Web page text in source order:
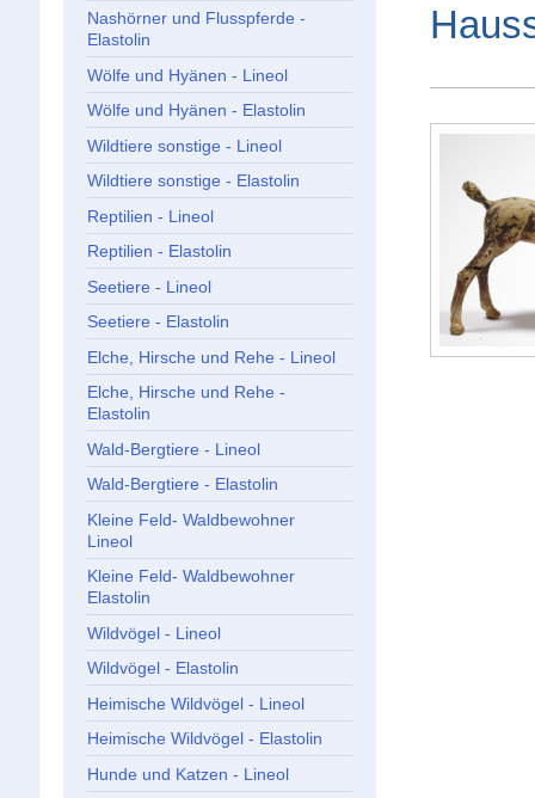
Nashörner und Flusspferde -
Elastolin
Wölfe und Hyänen - Lineol
Wölfe und Hyänen - Elastolin
Wildtiere sonstige - Lineol
Wildtiere sonstige - Elastolin
Reptilien - Lineol
Reptilien - Elastolin
Seetiere - Lineol
Seetiere - Elastolin
Elche, Hirsche und Rehe - Lineol
Elche, Hirsche und Rehe -
Elastolin
Wald-Bergtiere - Lineol
Wald-Bergtiere - Elastolin
Kleine Feld- Waldbewohner
Lineol
Kleine Feld- Waldbewohner
Elastolin
Wildvögel - Lineol
Wildvögel - Elastolin
Heimische Wildvögel - Lineol
Heimische Wildvögel - Elastolin
Hunde und Katzen - Lineol